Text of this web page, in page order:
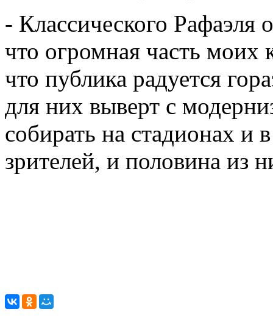
- Классического
что огромная часть моих
что публика радуется
для них выверт с
собирать на стадионах и
зрителей, и половина из